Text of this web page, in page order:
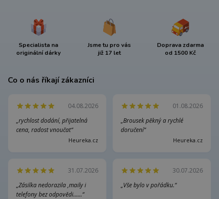
Specialista na
originální dárky
Jsme tu pro vás
již 17 let
Doprava zdarma
od 1500 Kč
Co o nás říkají zákazníci
04.08.2026
„rychlost dodání, přijatelná
cena, radost vnoučat“
Heureka.cz
01.08.2026
„Brousek pěkný a rychlé
doručení“
Heureka.cz
31.07.2026
„Zásilka nedorazila ,maily i
telefony bez odpovědi......“
30.07.2026
„Vše bylo v pořádku.“